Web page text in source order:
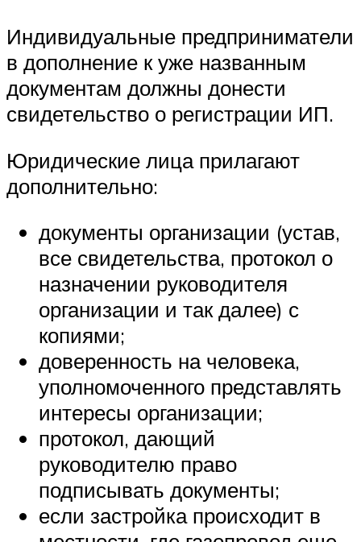
Индивидуальные предприниматели
в дополнение к уже названным
документам должны донести
свидетельство о регистрации ИП.
Юридические лица прилагают
дополнительно:
документы организации (устав,
все свидетельства, протокол о
назначении руководителя
организации и так далее) с
копиями;
доверенность на человека,
уполномоченного представлять
интересы организации;
протокол, дающий
руководителю право
подписывать документы;
если застройка происходит в